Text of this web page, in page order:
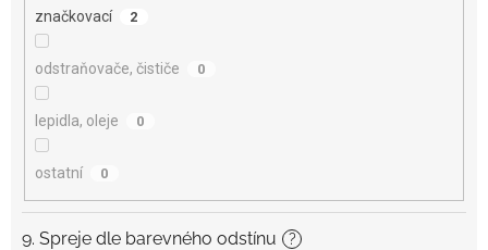
značkovací 2
odstraňovače, čističe 0
lepidla, oleje 0
ostatní 0
9. Spreje dle barevného odstínu ?